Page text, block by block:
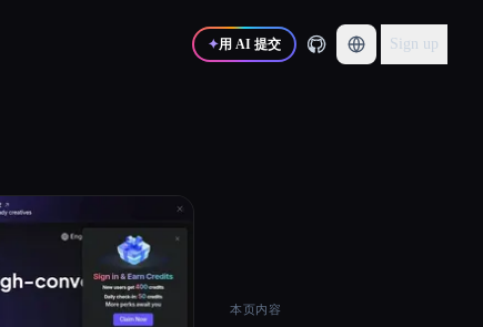
✦用 AI 提交 Sign up
本页内容